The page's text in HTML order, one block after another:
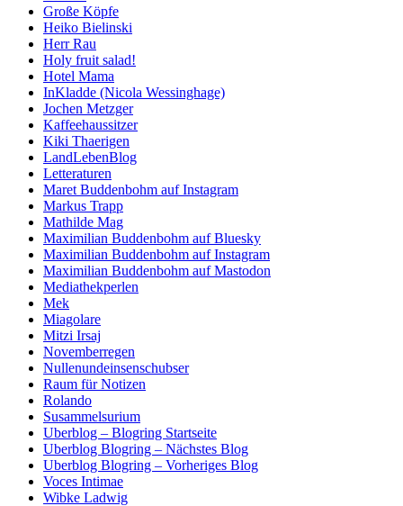
Große Köpfe
Heiko Bielinski
Herr Rau
Holy fruit salad!
Hotel Mama
InKladde (Nicola Wessinghage)
Jochen Metzger
Kaffeehaussitzer
Kiki Thaerigen
LandLebenBlog
Letteraturen
Maret Buddenbohm auf Instagram
Markus Trapp
Mathilde Mag
Maximilian Buddenbohm auf Bluesky
Maximilian Buddenbohm auf Instagram
Maximilian Buddenbohm auf Mastodon
Mediathekperlen
Mek
Miagolare
Mitzi Irsaj
Novemberregen
Nullenundeinsenschubser
Raum für Notizen
Rolando
Susammelsurium
Uberblog – Blogring Startseite
Uberblog Blogring – Nächstes Blog
Uberblog Blogring – Vorheriges Blog
Voces Intimae
Wibke Ladwig